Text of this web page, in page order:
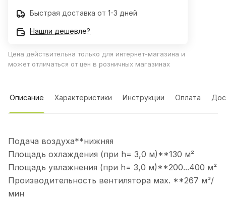
Быстрая доставка от 1-3 дней
Нашли дешевле?
Цена действительна только для интернет-магазина и
может отличаться от цен в розничных магазинах
Описание Характеристики Инструкции Оплата
Подача воздуха**нижняя
Площадь охлаждения (при h= 3,0 м)**130 м²
Площадь увлажнения (при h= 3,0 м)**200...400 м²
Производительность вентилятора мах. **267 м³/
мин